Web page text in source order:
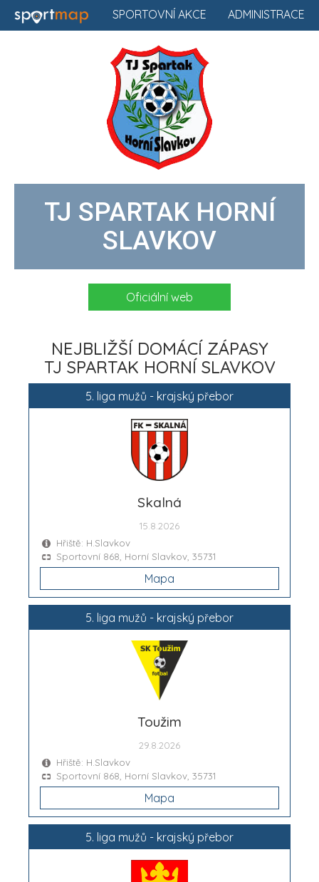
ADMINISTRACE
SPORTOVNÍ AKCE
TJ SPARTAK HORNÍ
SLAVKOV
Oficiální web
NEJBLIŽŠÍ DOMÁCÍ ZÁPASY
TJ SPARTAK HORNÍ SLAVKOV
5. liga mužů - krajský přebor
Skalná
15.8.2026
Hřiště: H.Slavkov
Sportovní 868, Horní Slavkov, 35731
Mapa
5. liga mužů - krajský přebor
Toužim
29.8.2026
Hřiště: H.Slavkov
Sportovní 868, Horní Slavkov, 35731
Mapa
5. liga mužů - krajský přebor